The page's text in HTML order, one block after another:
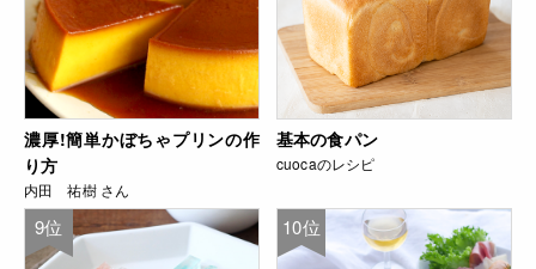
濃厚!簡単かぼちゃプリンの作
り方
内田 祐樹 さん
基本の食パン
cuocaのレシピ
9位 10位